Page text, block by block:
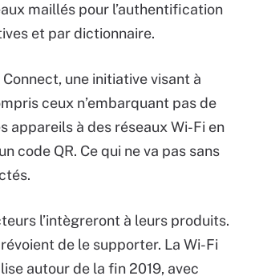
maillés pour l’authentification
et par dictionnaire.
une initiative visant à
ceux n’embarquant pas de
appareils à des réseaux Wi-Fi en
code QR. Ce qui ne va pas sans
l’intègreront à leurs produits.
de le supporter. La Wi-Fi
autour de la fin 2019, avec